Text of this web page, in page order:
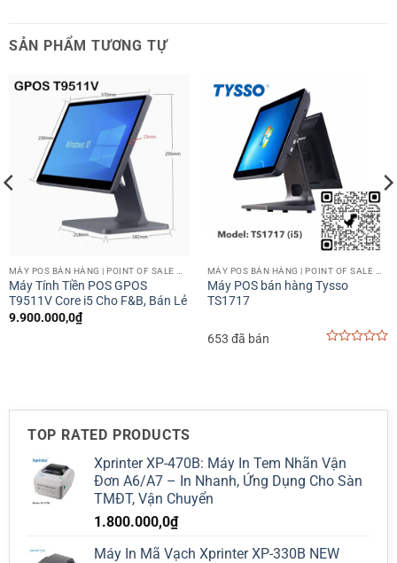
SẢN PHẨM TƯƠNG TỰ
Máy Tính Tiền POS GPOS
T9511V Core i5 Cho F&B, Bán Lẻ
9.900.000,0₫
Máy POS bán hàng Tysso
TS1717
653 đã bán
TOP RATED PRODUCTS
Xprinter XP-470B: Máy In Tem Nhãn Vận
Đơn A6/A7 – In Nhanh, Ứng Dụng Cho Sàn
TMĐT, Vận Chuyển
1.800.000,0₫
Máy In Mã Vạch Xprinter XP-330B NEW